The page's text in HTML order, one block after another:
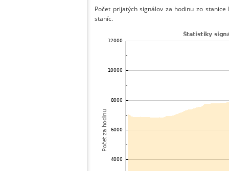
Počet prijatých signálov za hodinu zo
staníc.